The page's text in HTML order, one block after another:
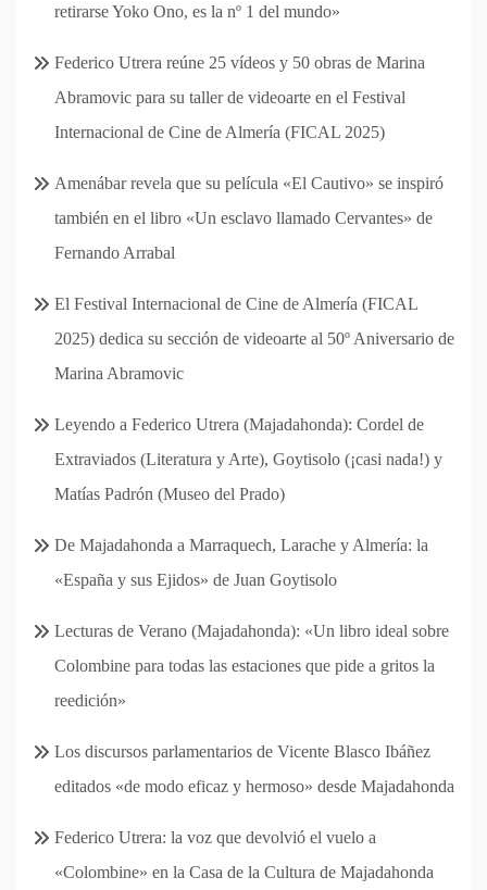
retirarse Yoko Ono, es la nº 1 del mundo»
Federico Utrera reúne 25 vídeos y 50 obras de Marina
Abramovic para su taller de videoarte en el Festival
Internacional de Cine de Almería (FICAL 2025)
Amenábar revela que su película «El Cautivo» se inspiró
también en el libro «Un esclavo llamado Cervantes» de
Fernando Arrabal
El Festival Internacional de Cine de Almería (FICAL
2025) dedica su sección de videoarte al 50º Aniversario de
Marina Abramovic
Leyendo a Federico Utrera (Majadahonda): Cordel de
Extraviados (Literatura y Arte), Goytisolo (¡casi nada!) y
Matías Padrón (Museo del Prado)
De Majadahonda a Marraquech, Larache y Almería: la
«España y sus Ejidos» de Juan Goytisolo
Lecturas de Verano (Majadahonda): «Un libro ideal sobre
Colombine para todas las estaciones que pide a gritos la
reedición»
Los discursos parlamentarios de Vicente Blasco Ibáñez
editados «de modo eficaz y hermoso» desde Majadahonda
Federico Utrera: la voz que devolvió el vuelo a
«Colombine» en la Casa de la Cultura de Majadahonda